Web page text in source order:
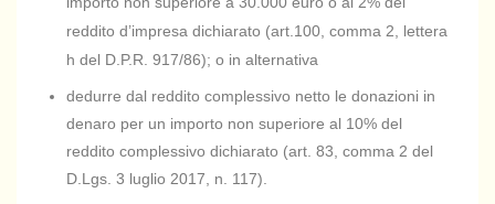
reddito d’impresa dichiarato (art.100, comma 2, lettera
h del D.P.R. 917/86); o in alternativa
dedurre dal reddito complessivo netto le donazioni in
denaro per un importo non superiore al 10% del
reddito complessivo dichiarato (art. 83, comma 2 del
D.Lgs. 3 luglio 2017, n. 117).